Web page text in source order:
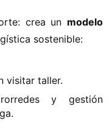
crea un
​modelo
sostenible:
visitar taller.
y gestión